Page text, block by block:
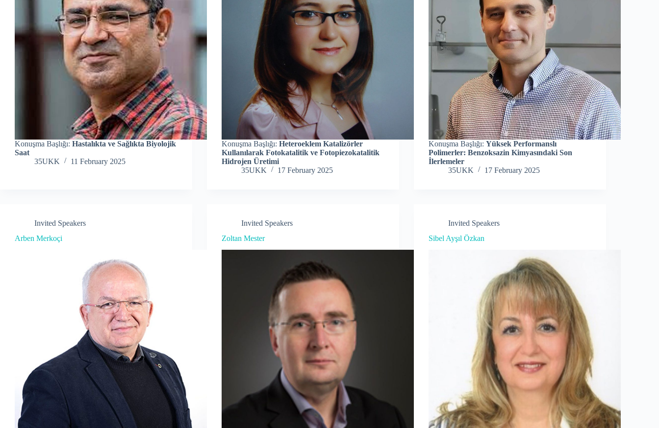
Konuşma Başlığı: Hastalıkta ve Sağlıkta Biyolojik
Saat
35UKK
11 February 2025
Konuşma Başlığı:Heteroeklem Katalizörler
Kullanılarak Fotokatalitik ve Fotopiezokatalitik
Hidrojen Üretimi
35UKK
17 February 2025
Konuşma Başlığı:Yüksek Performanslı
Polimerler: Benzoksazin Kimyasındaki Son
İlerlemeler
35UKK
17 February 2025
Invited Speakers
Arben Merkoçi
Invited Speakers
Zoltan Mester
Invited Speakers
Sibel Ayşıl Özkan